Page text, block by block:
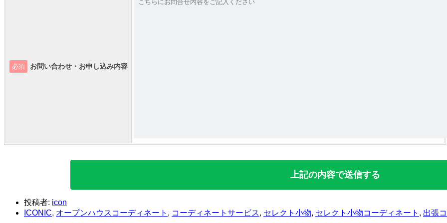
必須 お問い合わせ・お申し込み内容
投稿者: icon
ICONIC, オープンハウスコーディネート , コーディネートサービス, セレクト小物, セレクト小物コーディネート , 出張